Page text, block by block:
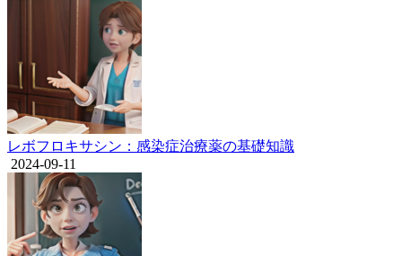
レボフロキサシン：感染症治療薬の基礎知識
2024-09-11